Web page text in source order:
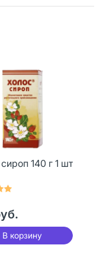
140 г 1 шт
В корзину